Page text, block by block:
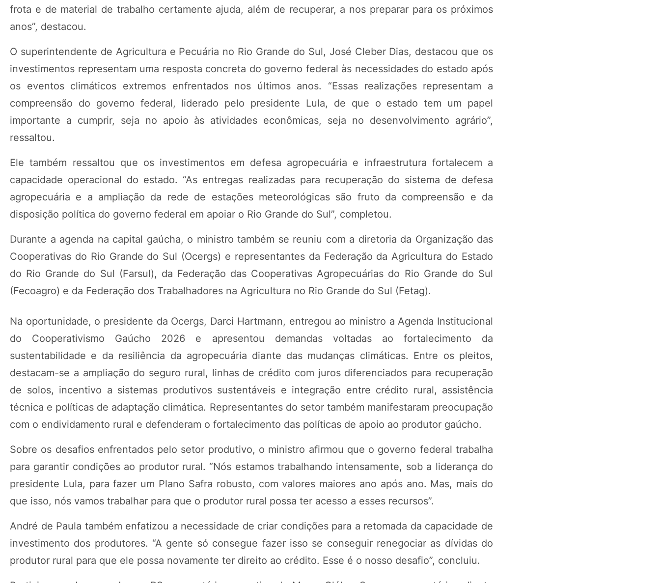
frota e de material de trabalho certamente ajuda, além de recuperar, a nos preparar para os próximos
anos”, destacou.
O superintendente de Agricultura e Pecuária no Rio Grande do Sul, José Cleber Dias, destacou que os
investimentos representam uma resposta concreta do governo federal às necessidades do estado após
os eventos climáticos extremos enfrentados nos últimos anos. “Essas realizações representam a
compreensão do governo federal, liderado pelo presidente Lula, de que o estado tem um papel
importante a cumprir, seja no apoio às atividades econômicas, seja no desenvolvimento agrário”,
ressaltou.
Ele também ressaltou que os investimentos em defesa agropecuária e infraestrutura fortalecem a
capacidade operacional do estado. “As entregas realizadas para recuperação do sistema de defesa
agropecuária e a ampliação da rede de estações meteorológicas são fruto da compreensão e da
disposição política do governo federal em apoiar o Rio Grande do Sul”, completou.
Durante a agenda na capital gaúcha, o ministro também se reuniu com a diretoria da Organização das
Cooperativas do Rio Grande do Sul (Ocergs) e representantes da Federação da Agricultura do Estado
do Rio Grande do Sul (Farsul), da Federação das Cooperativas Agropecuárias do Rio Grande do Sul
(Fecoagro) e da Federação dos Trabalhadores na Agricultura no Rio Grande do Sul (Fetag).
Na oportunidade, o presidente da Ocergs, Darci Hartmann, entregou ao ministro a Agenda Institucional
do Cooperativismo Gaúcho 2026 e apresentou demandas voltadas ao fortalecimento da
sustentabilidade e da resiliência da agropecuária diante das mudanças climáticas. Entre os pleitos,
destacam-se a ampliação do seguro rural, linhas de crédito com juros diferenciados para recuperação
de solos, incentivo a sistemas produtivos sustentáveis e integração entre crédito rural, assistência
técnica e políticas de adaptação climática. Representantes do setor também manifestaram preocupação
com o endividamento rural e defenderam o fortalecimento das políticas de apoio ao produtor gaúcho.
Sobre os desafios enfrentados pelo setor produtivo, o ministro afirmou que o governo federal trabalha
para garantir condições ao produtor rural. “Nós estamos trabalhando intensamente, sob a liderança do
presidente Lula, para fazer um Plano Safra robusto, com valores maiores ano após ano. Mas, mais do
que isso, nós vamos trabalhar para que o produtor rural possa ter acesso a esses recursos”.
André de Paula também enfatizou a necessidade de criar condições para a retomada da capacidade de
investimento dos produtores. “A gente só consegue fazer isso se conseguir renegociar as dívidas do
produtor rural para que ele possa novamente ter direito ao crédito. Esse é o nosso desafio”, concluiu.